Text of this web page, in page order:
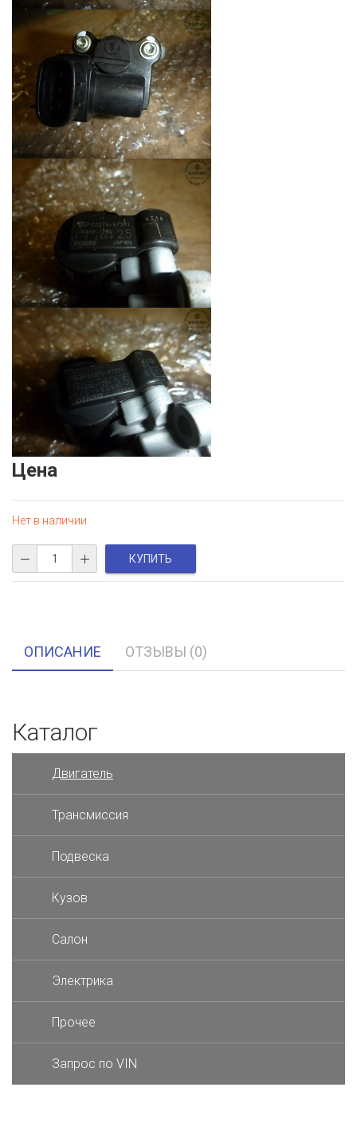
Цена
Нет в наличии
ОПИСАНИЕ ОТЗЫВЫ (0)
Каталог
Двигатель
Трансмиссия
Подвеска
Кузов
Салон
Электрика
Прочее
Запрос по VIN